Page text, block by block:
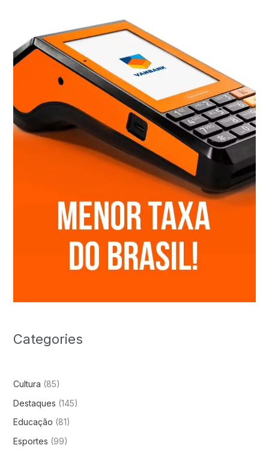
Categories
Cultura (85)
Destaques (145)
Educação (81)
Esportes (99)